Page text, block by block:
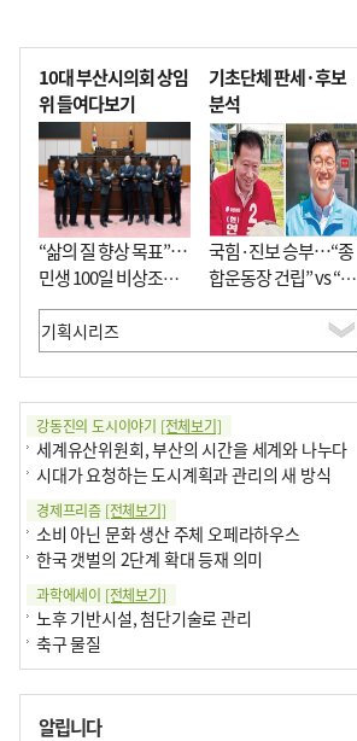
10대 부산시의회 상임
위 들여다보기
“삶의 질 향상 목표”…
민생 100일 비상조치
면밀 심사
기초단체 판세·후보
분석
국힘·진보 승부…“종
합운동장 건립” vs “출
근 공공버스 도입”
강동진의 도시이야기 [전체보기]
세계유산위원회, 부산의 시간을 세계와 나누다
시대가 요청하는 도시계획과 관리의 새 방식
경제프리즘 [전체보기]
소비 아닌 문화 생산 주체 오페라하우스
한국 갯벌의 2단계 확대 등재 의미
과학에세이 [전체보기]
노후 기반시설, 첨단기술로 관리
축구 물질
부정선거
선관위와 尹의 ‘0점 답안’
알립니다